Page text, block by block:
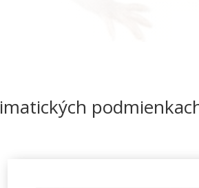
Tieto súbory